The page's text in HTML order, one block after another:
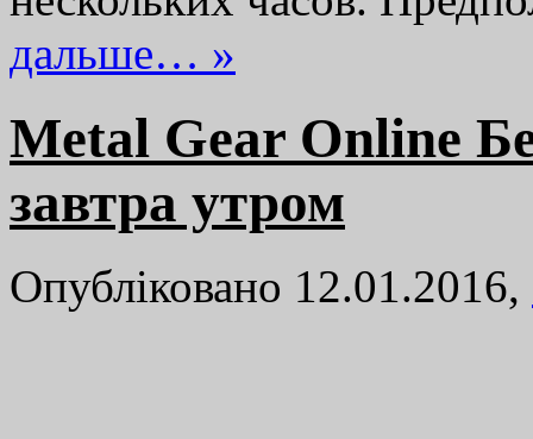
дальше… »
Metal Gear Online
завтра утром
Опубліковано 12.01.2016,